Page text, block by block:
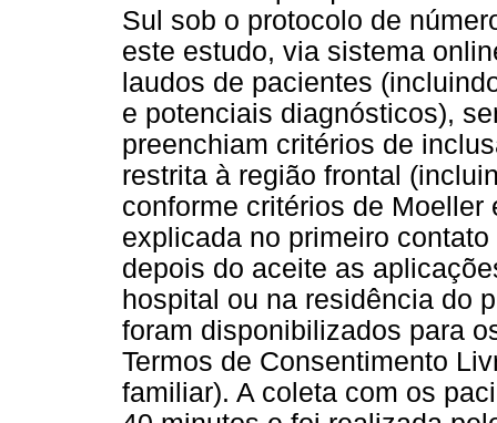
Sul sob o protocolo de
este estudo, via sistema
laudos de pacientes
e potenciais diagnósticos),
preenchiam critérios de
restrita à região frontal
conforme critérios de Moeller
explicada no primeiro
depois do aceite as
hospital ou na residência do
foram disponibilizados para
Termos de Consentimento
familiar). A coleta com os